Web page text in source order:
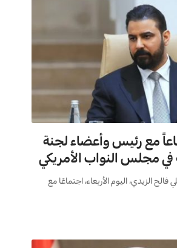
مع رئيس وأعضاء لجنة
في مجلس النواب الأمريكي
الزيدي، اليوم الأربعاء، اجتماعًا مع